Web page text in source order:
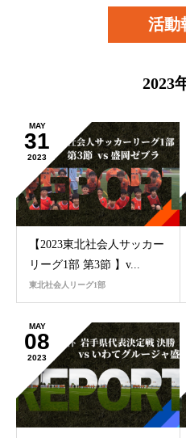
活動
2023
MAY
31
2023
【2023東北社会人サッカー
リーグ1部 第3節 】v...
東北社会人リーグ1部
MAY
08
2023